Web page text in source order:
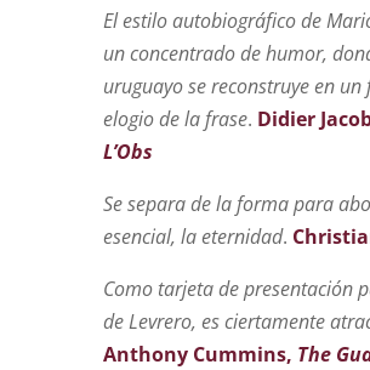
El estilo autobiográfico de
un concentrado de humor,
uruguayo se reconstruye en
elogio de la frase. Didier
L’Obs
Se separa de la forma para
esencial, la eternidad.
Como tarjeta de presentación
de Levrero, es ciertamente
Anthony Cummins, The